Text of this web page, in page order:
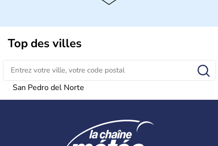
Top des villes
San Pedro del Norte